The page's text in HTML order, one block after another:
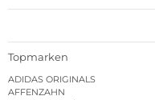
Topmarken
ADIDAS ORIGINALS
AFFENZAHN